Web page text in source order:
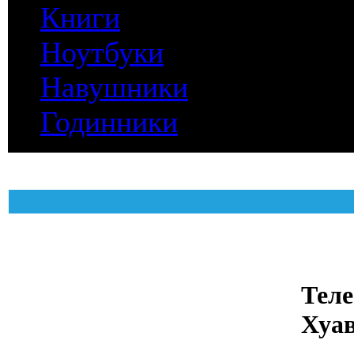
Книги
Ноутбуки
Навушники
Годинники